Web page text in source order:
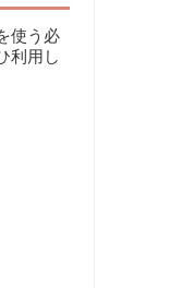
使う必
利用し